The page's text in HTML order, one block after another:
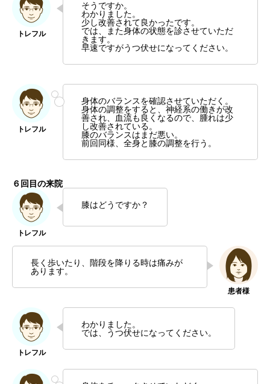
そうですか。
わかりました。
少し改善されて良かったです。
では、また身体の状態を診させていただ
きます。
早速ですがうつ伏せになってください。
身体のバランスを確認させていただく。
身体の調整をすると、神経系の働きが改
善され、血流も良くなるので、腫れは少
し改善されている。
膝のバランスはまだ悪い。
前回同様、全身と膝の調整を行う。
６回目の来院
膝はどうですか？
長く歩いたり、階段を降りる時は痛みが
あります。
わかりました。
では、うつ伏せになってください。